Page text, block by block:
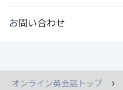
お問い合わせ
オンライン英会話トップ